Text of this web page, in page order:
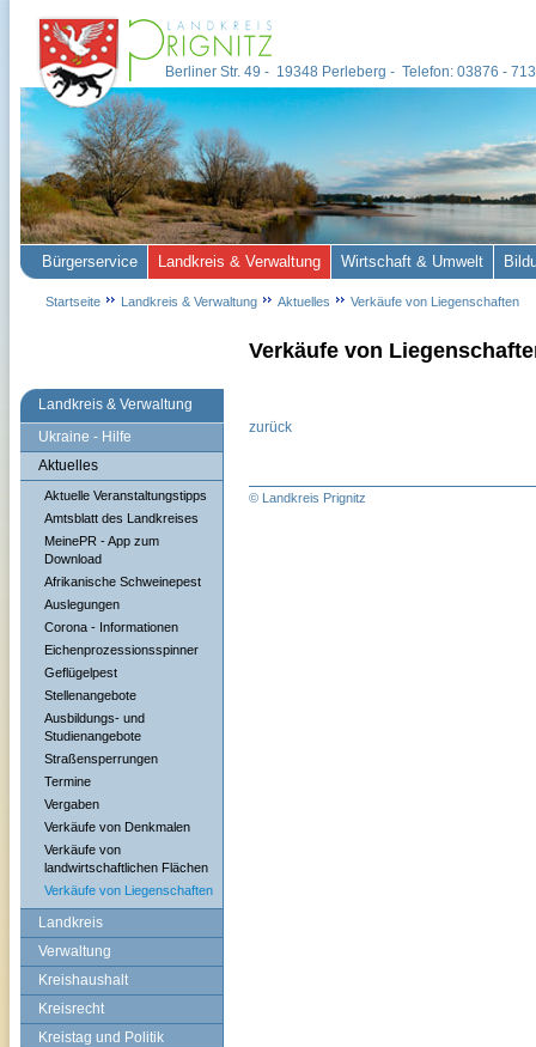
Landkreis & Verwaltung
Ukraine - Hilfe
Aktuelles
Aktuelle Veranstaltungstipps
Amtsblatt des Landkreises
MeinePR - App zum
Download
Afrikanische Schweinepest
Auslegungen
Corona - Informationen
Eichenprozessionsspinner
Geflügelpest
Stellenangebote
Ausbildungs- und
Studienangebote
Straßensperrungen
Termine
Vergaben
Verkäufe von Denkmalen
Verkäufe von
landwirtschaftlichen Flächen
Verkäufe von Liegenschaften
Landkreis
Verwaltung
Kreishaushalt
Kreisrecht
Kreistag und Politik
Verkäufe von
zurück
© Landkreis Prignitz
Berliner Str. 49 - 19348 Perleberg - Telefon: 03876 -
Bürgerservice Landkreis & Verwaltung Wirtschaft & Umwelt
Startseite Landkreis & Verwaltung Aktuelles Verkäufe von Liegenschaften